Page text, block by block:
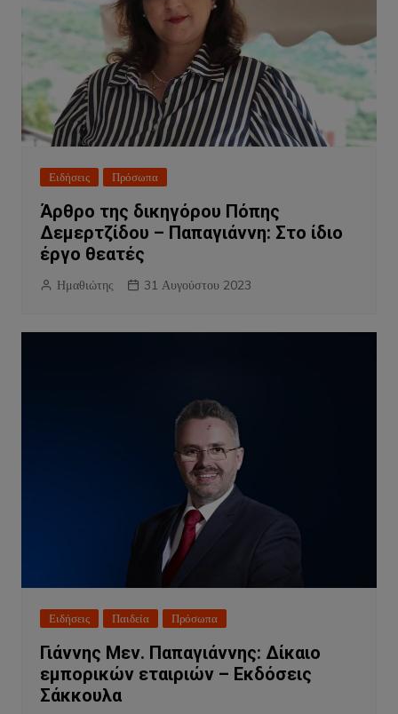
Ειδήσεις Πρόσωπα
Άρθρο της δικηγόρου Πόπης
Δεμερτζίδου – Παπαγιάννη: Στο ίδιο
έργο θεατές
Ημαθιώτης 31 Αυγούστου 2023
Ειδήσεις Παιδεία Πρόσωπα
Γιάννης Μεν. Παπαγιάννης: Δίκαιο
εμπορικών εταιριών – Εκδόσεις
Σάκκουλα